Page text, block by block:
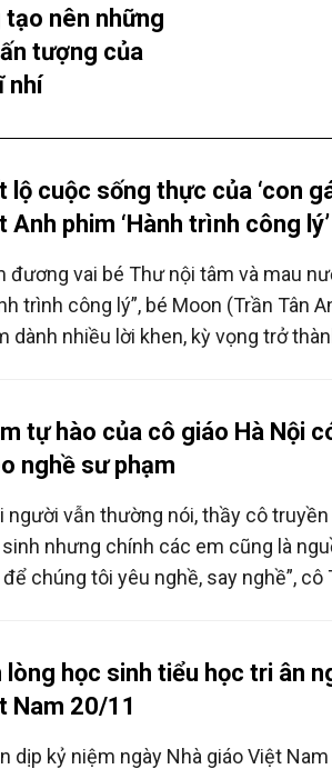
nên những
tượng của
nhí
lộ cuộc sống thực của ‘con
Anh phim ‘Hành trình công lý’
đương vai bé Thư nội tâm và mau
trình công lý”, bé Moon (Trần Tân
dành nhiều lời khen, kỳ vọng trở
tự hào của cô giáo Hà Nội
nghề sư phạm
người vẫn thường nói, thầy cô
nhưng chính các em cũng là
chúng tôi yêu nghề, say nghề”, cô
cả gia đình theo nghề sư phạm.
lòng học sinh tiểu học tri ân
Nam 20/11
dịp kỷ niệm ngày Nhà giáo Việt